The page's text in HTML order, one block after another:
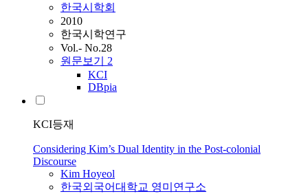
한국시학회
2010
한국시학연구
Vol.- No.28
원문보기 2
KCI
DBpia
KCI등재
Considering Kim’s Dual Identity in the Post-colonial
Discourse
Kim Hoyeol
한국외국어대학교 영미연구소